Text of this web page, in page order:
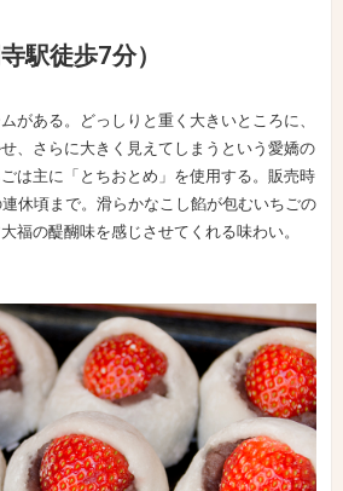
駅徒歩7分）
がある。どっしりと重く大きいところに、
、さらに大きく見えてしまうという愛嬌の
は主に「とちおとめ」を使用する。販売時
休頃まで。滑らかなこし餡が包むいちごの
福の醍醐味を感じさせてくれる味わい。